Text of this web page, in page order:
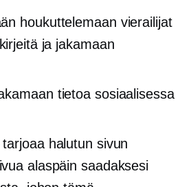
houkuttelemaan vierailijat
ja jakamaan
tietoa sosiaalisessa
tarjoaa halutun sivun
alaspäin saadaksesi